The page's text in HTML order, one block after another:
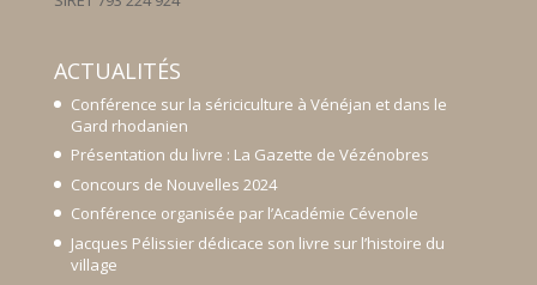
ACTUALITÉS
Conférence sur la sériciculture à Vénéjan et dans le
Gard rhodanien
Présentation du livre : La Gazette de Vézénobres
Concours de Nouvelles 2024
Conférence organisée par l’Académie Cévenole
Jacques Pélissier dédicace son livre sur l’histoire du
village